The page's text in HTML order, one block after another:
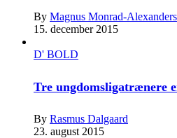
By Magnus Monrad-
15. december 2015
D' BOLD
Tre ungdomsligatrænere
By Rasmus Dalgaard
23. august 2015